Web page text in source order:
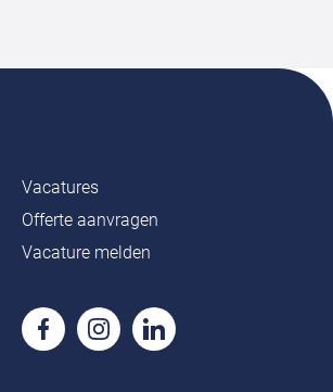
Vacatures
Offerte aanvragen
Vacature melden